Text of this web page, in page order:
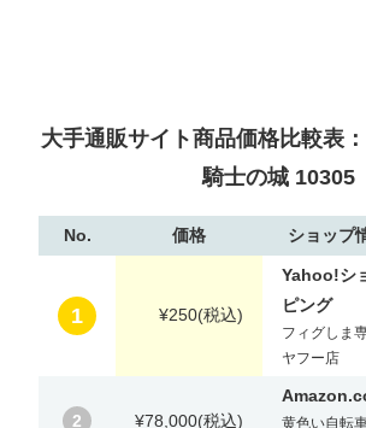
大手通販サイト商品価格比較表
騎士の城 10305
No. 価格 ショップ
1 ¥250(税込)
Yahoo!シ
ピング
フィグしま
ヤフー店
2 ¥78,000(税込) 黄色い自転